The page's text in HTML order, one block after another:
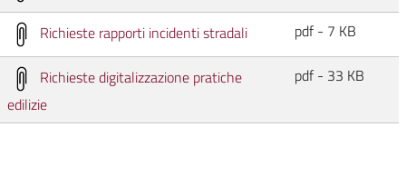
Richieste rapporti incidenti stradali pdf - 7 KB
Richieste digitalizzazione pratiche
edilizie
pdf - 33 KB